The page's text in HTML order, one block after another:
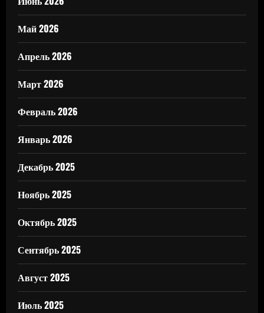
Май 2026
Апрель 2026
Март 2026
Февраль 2026
Январь 2026
Декабрь 2025
Ноябрь 2025
Октябрь 2025
Сентябрь 2025
Август 2025
Июль 2025